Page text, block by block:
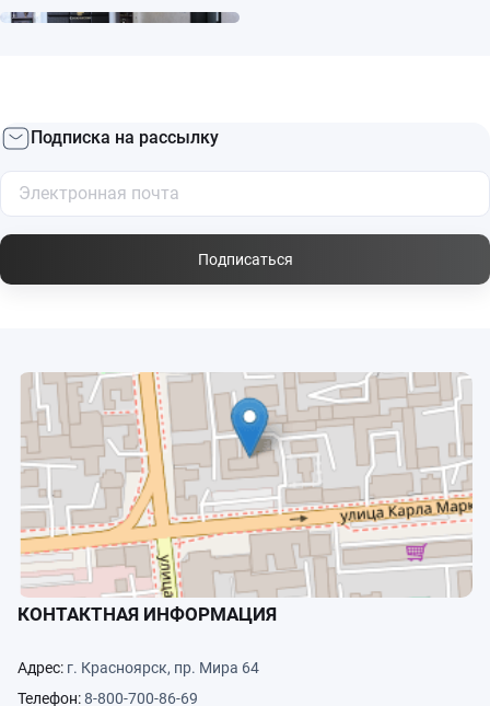
Подписка на рассылку
Подписаться
КОНТАКТНАЯ ИНФОРМАЦИЯ
Адрес: г. Красноярск, пр. Мира 64
Телефон:8-800-700-86-69